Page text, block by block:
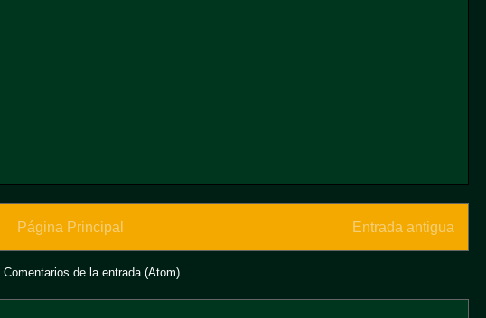
Entrada antigua
Página Principal
Comentarios de la entrada (Atom)